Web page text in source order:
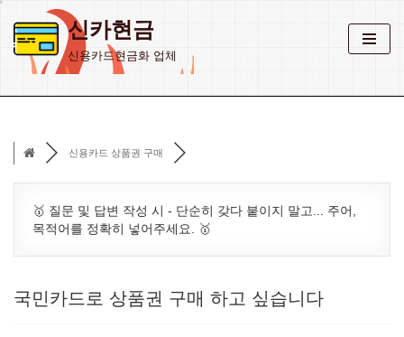
콘
너
신카현금
신용카드현금화 업체
신용카드 상품권 구매
🥇 질문 및 답변 작성 시 - 단순히 갖다 붙이지 말고... 주어,
목적어를 정확히 넣어주세요. 🥇
국민카드로 상품권 구매 하고 싶습니다